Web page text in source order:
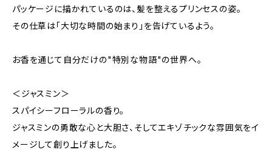
パッケージに描かれているのは、髪を整えるプリンセスの姿。
その仕草は「大切な時間の始まり」を告げているよう。
お香を通じて自分だけの"特別な物語"の世界へ。
＜ジャスミン＞
スパイシーフローラルの香り。
ジャスミンの勇敢な心と大胆さ、そしてエキゾチックな雰囲気をイ
メージして創り上げました。